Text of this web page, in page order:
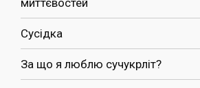
миттєвостей
Сусідка
За що я люблю сучукрліт?